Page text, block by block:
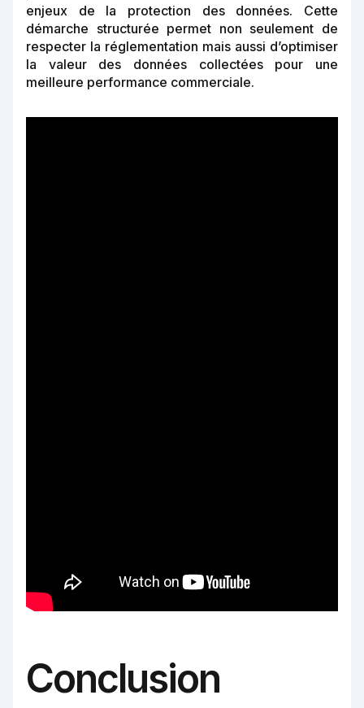
enjeux de la protection des données. Cette
démarche structurée permet non seulement de
respecter la réglementation mais aussi d’optimiser
la valeur des données collectées pour une
meilleure performance commerciale.
Conclusion